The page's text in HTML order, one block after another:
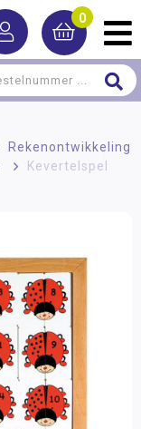
0
Rekenontwikkeling
> Kevertelspel